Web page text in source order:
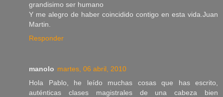
grandisimo ser humano
Y me alegro de haber coincidido contigo en esta vida.Juan
Martin.
Responder
manolo martes, 06 abril, 2010
Hola Pablo, he leído muchas cosas que has escrito,
auténticas clases magistrales de una cabeza bien